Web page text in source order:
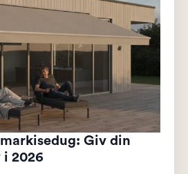
Giv din
i 2026